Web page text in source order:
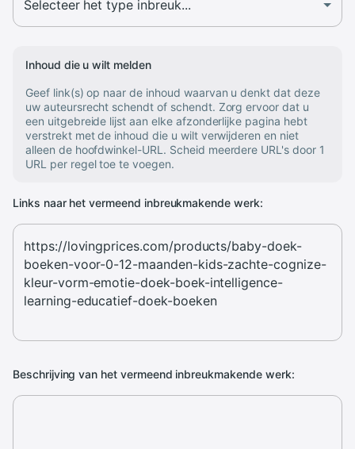
Inhoud die u wilt melden
Geef link(s) op naar de inhoud waarvan u denkt dat deze
uw auteursrecht schendt of schendt. Zorg ervoor dat u
een uitgebreide lijst aan elke afzonderlijke pagina hebt
verstrekt met de inhoud die u wilt verwijderen en niet
alleen de hoofdwinkel-URL. Scheid meerdere URL's door 1
URL per regel toe te voegen.
Links naar het vermeend inbreukmakende werk:
Beschrijving van het vermeend inbreukmakende werk: